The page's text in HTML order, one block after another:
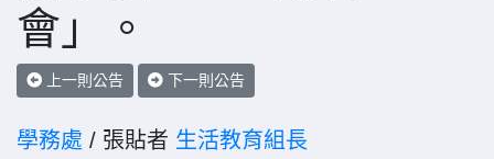
會」。
上一則公告 下一則公告
學務處 / 張貼者 生活教育組長